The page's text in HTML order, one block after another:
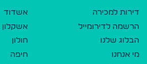
דירות למכירה
הרשמה לדירומייל
הבלוג שלנו
מי אנחנו
אשדוד
אשקלון
חולון
חיפה